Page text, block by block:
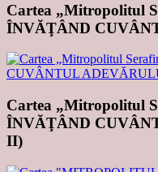
Cartea „Mitropolitul
ÎNVĂŢÂND
Cartea „Mitropolitul
ÎNVĂŢÂND
II)